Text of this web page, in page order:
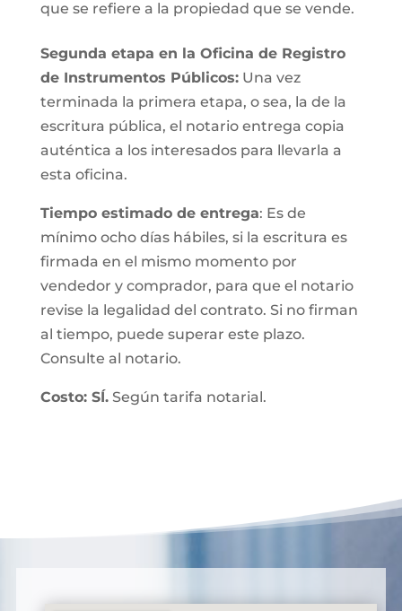
que se refiere a la propiedad que se vende.
Segunda etapa en la Oficina de Registro
de Instrumentos Públicos:Una vez
terminada la primera etapa, o sea, la de la
escritura pública, el notario entrega copia
auténtica a los interesados para llevarla a
esta oficina.
Tiempo estimado de entrega: Es de
mínimo ocho días hábiles, si la escritura es
firmada en el mismo momento por
vendedor y comprador, para que el notario
revise la legalidad del contrato. Si no firman
al tiempo, puede superar este plazo.
Consulte al notario.
Costo: SÍ.Según tarifa notarial.